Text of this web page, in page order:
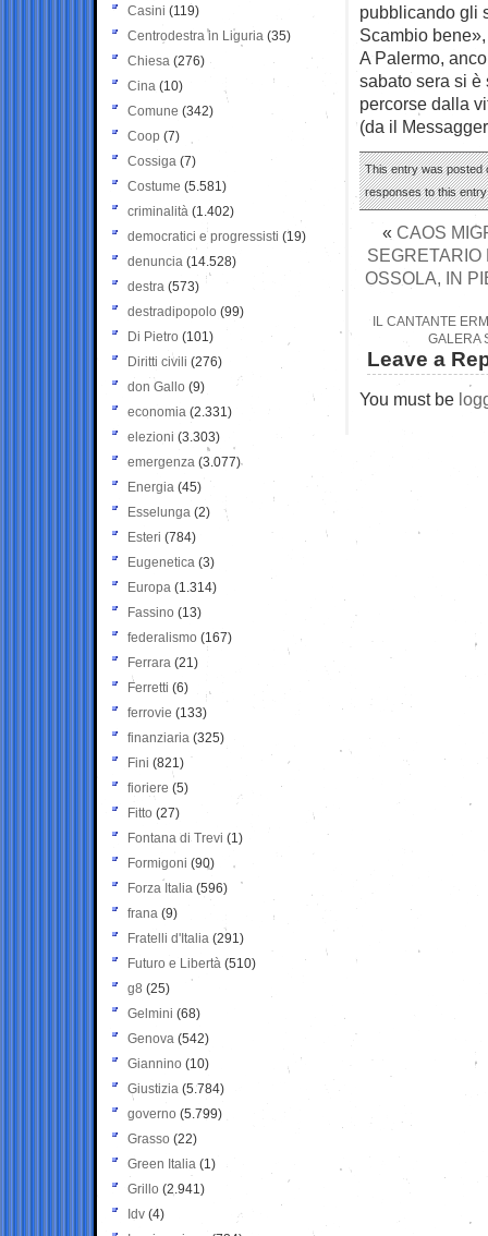
pubblicando gli
Scambio
A Palermo,
sabato sera si è
percorse dalla
(da il
This entry was posted
responses to this
« CAOS
OSSOLA, IN
IL CANTANTE
GALERA
Leave a
You must be
Casini (119)
Centrodestra in Liguria (35)
Chiesa (276)
Cina (10)
Comune (342)
Coop (7)
Cossiga (7)
Costume (5.581)
criminalità (1.402)
democratici e progressisti (19)
denuncia (14.528)
destra (573)
destradipopolo (99)
Di Pietro (101)
Diritti civili (276)
don Gallo (9)
economia (2.331)
elezioni (3.303)
emergenza (3.077)
Energia (45)
Esselunga (2)
Esteri (784)
Eugenetica (3)
Europa (1.314)
Fassino (13)
federalismo (167)
Ferrara (21)
Ferretti (6)
ferrovie (133)
finanziaria (325)
Fini (821)
fioriere (5)
Fitto (27)
Fontana di Trevi (1)
Formigoni (90)
Forza Italia (596)
frana (9)
Fratelli d'Italia (291)
Futuro e Libertà (510)
g8 (25)
Gelmini (68)
Genova (542)
Giannino (10)
Giustizia (5.784)
governo (5.799)
Grasso (22)
Green Italia (1)
Grillo (2.941)
Idv (4)